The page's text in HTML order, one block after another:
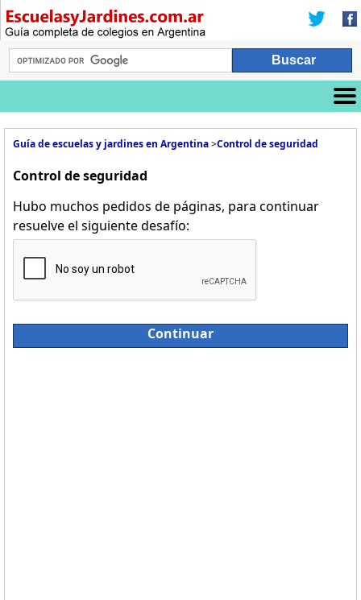
Guía de escuelas y jardines en Argentina>Control de seguridad
Control de seguridad
Hubo muchos pedidos de páginas, para continuar
resuelve el siguiente desafío:
Continuar